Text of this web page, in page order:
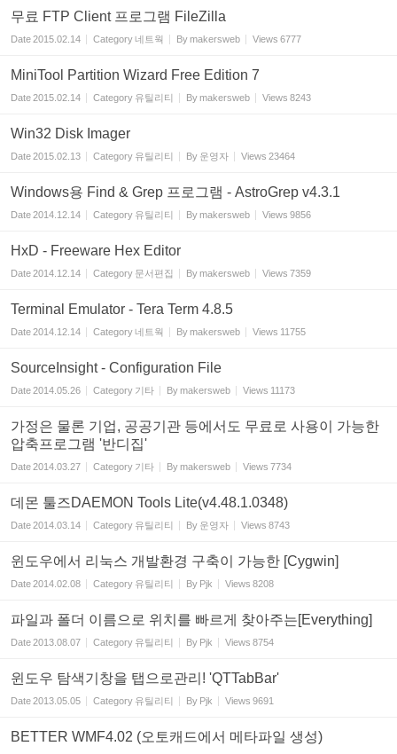
무료 FTP Client 프로그램 FileZilla
Date2015.02.14 Category 네트웍 Bymakersweb Views 6777
MiniTool Partition Wizard Free Edition 7
Date2015.02.14 Category 유틸리티 Bymakersweb Views 8243
Win32 Disk Imager
Date2015.02.13 Category 유틸리티 By 운영자 Views 23464
Windows용 Find & Grep 프로그램 - AstroGrep v4.3.1
Date2014.12.14 Category 유틸리티 Bymakersweb Views 9856
HxD - Freeware Hex Editor
Date2014.12.14 Category 문서편집 Bymakersweb Views 7359
Terminal Emulator - Tera Term 4.8.5
Date2014.12.14 Category 네트웍 Bymakersweb Views 11755
SourceInsight - Configuration File
Date2014.05.26 Category 기타 Bymakersweb Views 11173
가정은 물론 기업, 공공기관 등에서도 무료로 사용이 가능한
압축프로그램 '반디집'
Date2014.03.27 Category 기타 Bymakersweb Views 7734
데몬 툴즈DAEMON Tools Lite(v4.48.1.0348)
Date2014.03.14 Category 유틸리티 By 운영자 Views 8743
윈도우에서 리눅스 개발환경 구축이 가능한 [Cygwin]
Date2014.02.08 Category 유틸리티 By Pjk Views 8208
파일과 폴더 이름으로 위치를 빠르게 찾아주는[Everything]
Date2013.08.07 Category 유틸리티 By Pjk Views 8754
윈도우 탐색기창을 탭으로관리! 'QTTabBar'
Date2013.05.05 Category 유틸리티 By Pjk Views 9691
BETTER WMF4.02 (오토캐드에서 메타파일 생성)